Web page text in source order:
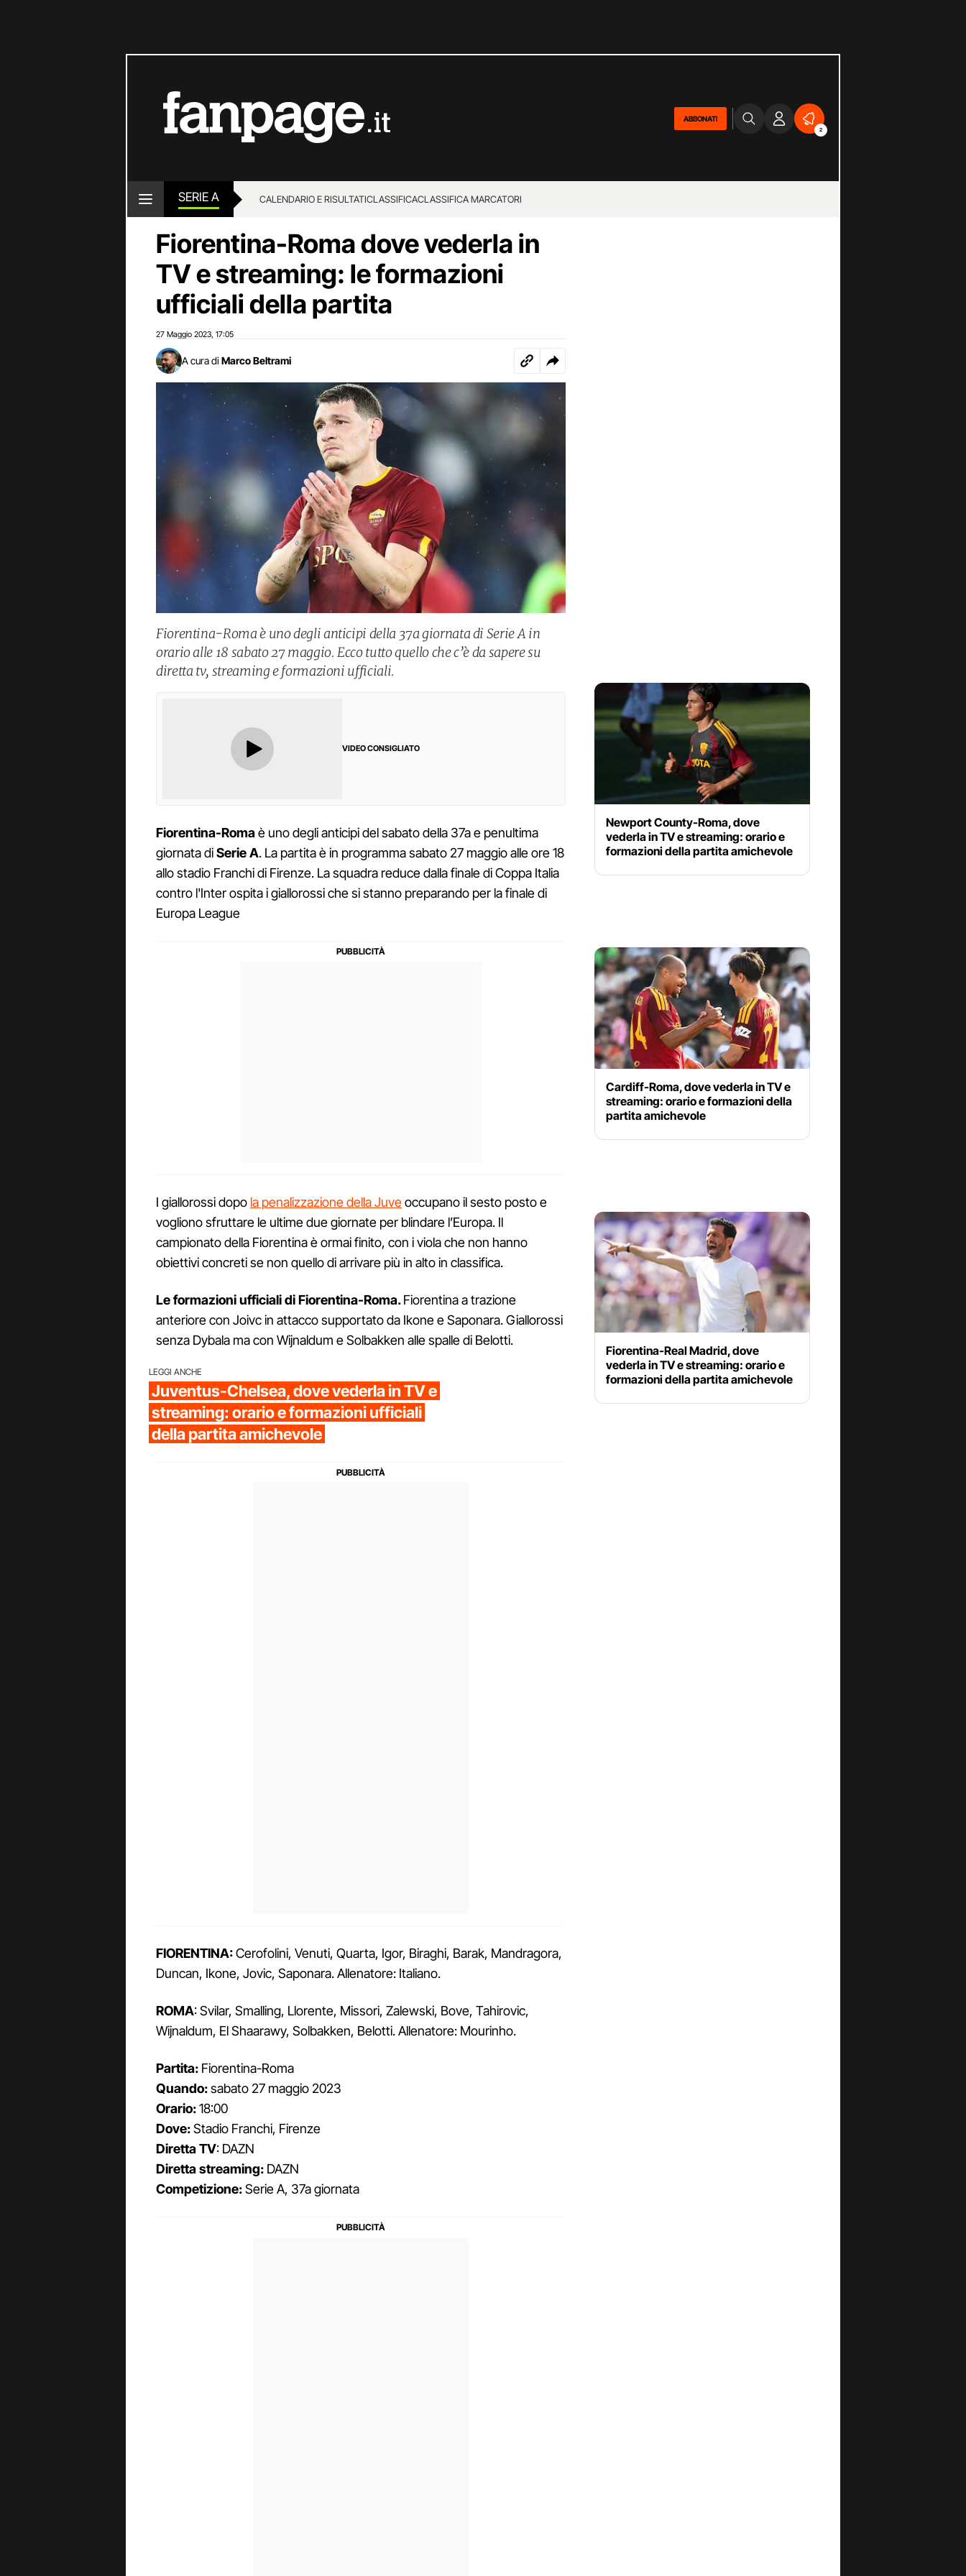
ABBONATI
2
SERIE A CALENDARIO E RISULTATICLASSIFICACLASSIFICA MARCATORI
Fiorentina-Roma dove vederla in
TV e streaming: le formazioni
ufficiali della partita
27 Maggio 2023 17:05
A cura di Marco Beltrami
Fiorentina-Roma è uno degli anticipi della 37a giornata di Serie A in
orario alle 18 sabato 27 maggio. Ecco tutto quello che c’è da sapere su
diretta tv, streaming e formazioni ufficiali.
VIDEO CONSIGLIATO
Fiorentina-Romaè uno degli anticipi del sabato della 37a e penultima
giornata diSerie A. La partita è in programma sabato 27 maggio alle ore 18
allo stadio Franchi di Firenze. La squadra reduce dalla finale di Coppa Italia
contro l'Inter ospita i giallorossi che si stanno preparando per la finale di
Europa League
I giallorossi dopo la penalizzazione della Juveoccupano il sesto posto e
vogliono sfruttare le ultime due giornate per blindare l’Europa. Il
campionato della Fiorentina è ormai finito, con i viola che non hanno
obiettivi concreti se non quello di arrivare più in alto in classifica.
Le formazioni ufficiali di Fiorentina-Roma.Fiorentina a trazione
anteriore con Joivc in attacco supportato da Ikone e Saponara. Giallorossi
senza Dybala ma con Wijnaldum e Solbakken alle spalle di Belotti.
LEGGI ANCHE
Juventus-Chelsea, dove vederla in TV e
streaming: orario e formazioni ufficiali
della partita amichevole
FIORENTINA:Cerofolini, Venuti, Quarta, Igor, Biraghi, Barak, Mandragora,
Duncan, Ikone, Jovic, Saponara. Allenatore: Italiano.
ROMA: Svilar, Smalling, Llorente, Missori, Zalewski, Bove, Tahirovic,
Wijnaldum, El Shaarawy, Solbakken, Belotti. Allenatore: Mourinho.
Partita: Fiorentina-Roma
Quando:sabato 27 maggio 2023
Orario:18:00
Dove:Stadio Franchi, Firenze
Diretta TV: DAZN
Diretta streaming: DAZN
Competizione:Serie A, 37a giornata
Newport County-Roma, dove
vederla in TV e streaming: orario e
formazioni della partita amichevole
Cardiff-Roma, dove vederla in TV e
streaming: orario e formazioni della
partita amichevole
Fiorentina-Real Madrid, dove
vederla in TV e streaming: orario e
formazioni della partita amichevole